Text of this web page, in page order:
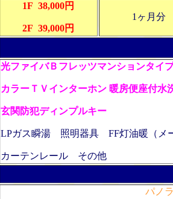
1F 38,000円
2F 39,000円
1ヶ月分
光ファイバＢフレッツマンションタ
カラーＴＶインターホン 暖房便座付水
玄関防犯ディンプルキー
LPガス瞬湯 照明器具 FF灯油暖（メ
カーテンレール その他
パノ